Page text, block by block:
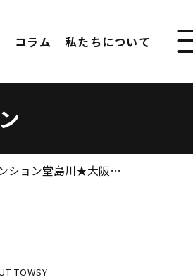
コラム 私たちについて
ション堂島川★大阪…
TOWSY